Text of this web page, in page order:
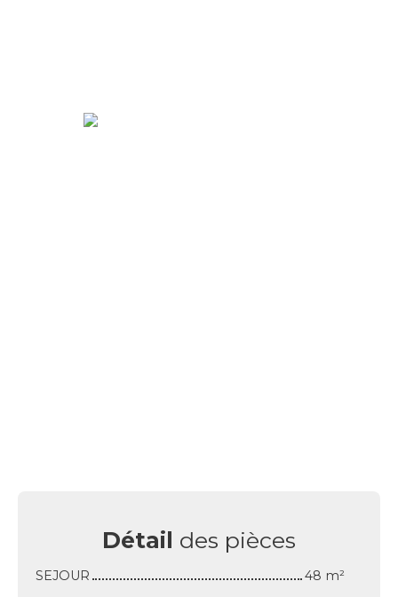
Détail des pièces
SEJOUR
48 m²